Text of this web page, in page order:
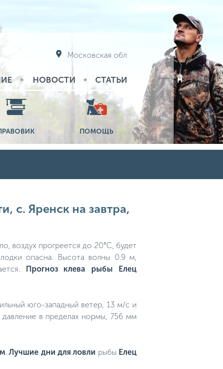
Московская обл
НОВОСТИ СТАТЬИ
ПОМОЩЬ
с. Яренск на завтра,
воздух прогреется до 20°C, будет
опасна. Высота волны 0.9 м,
Прогноз клева рыбы Елец
юго-западный ветер, 13 м/с и
в пределах нормы, 756 мм
.Лучшие дни для ловли рыбы Елец